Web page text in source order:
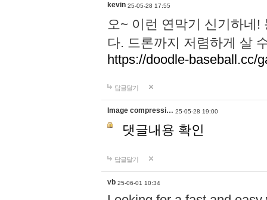
kevin 25-05-28 17:55
오~ 이런 연막기 신기하네!
다. 드론까지 저렴하게 살
https://doodle-baseball.cc/
답글달기
Image compressi… 25-05-28 19:00
댓글내용 확인
답글달기
vb 25-06-01 10:34